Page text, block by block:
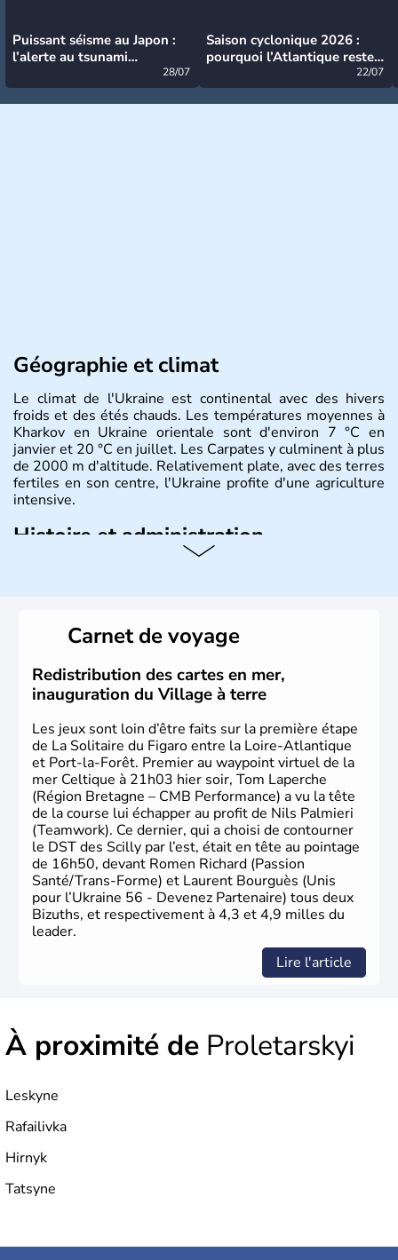
Puissant séisme au Japon :
l’alerte au tsunami
28/07
Saison cyclonique 2026 :
pourquoi l’Atlantique reste
22/07
Géographie et climat
Le climat de l'Ukraine est continental avec des hivers
froids et des étés chauds. Les températures moyennes à
Kharkov en Ukraine orientale sont d'environ 7 °C en
janvier et 20 °C en juillet. Les Carpates y culminent à plus
de 2000 m d'altitude. Relativement plate, avec des terres
fertiles en son centre, l'Ukraine profite d'une agriculture
intensive.
Histoire et administration
remonte au 24 août 1991. Sébastopol, Karkhov et
Odessa sont les principales villes d'Ukraine.
Carnet de voyage
Redistribution des cartes en mer,
inauguration du Village à terre
Les jeux sont loin d’être faits sur la première étape
de La Solitaire du Figaro entre la Loire-Atlantique
et Port-la-Forêt. Premier au waypoint virtuel de la
mer Celtique à 21h03 hier soir, Tom Laperche
(Région Bretagne – CMB Performance) a vu la tête
de la course lui échapper au profit de Nils Palmieri
(Teamwork). Ce dernier, qui a choisi de contourner
le DST des Scilly par l’est, était en tête au pointage
de 16h50, devant Romen Richard (Passion
Santé/Trans-Forme) et Laurent Bourguès (Unis
pour l’Ukraine 56 - Devenez Partenaire) tous deux
Bizuths, et respectivement à 4,3 et 4,9 milles du
leader.
Lire l'article
À proximité de Proletarskyi
Leskyne
Rafailivka
Hirnyk
Tatsyne